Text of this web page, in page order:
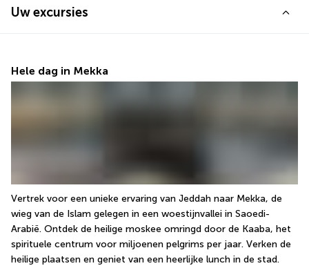
Uw excursies
Hele dag in Mekka
Vertrek voor een unieke ervaring van Jeddah naar Mekka, de
wieg van de Islam gelegen in een woestijnvallei in Saoedi-
Arabië. Ontdek de heilige moskee omringd door de Kaaba, het
spirituele centrum voor miljoenen pelgrims per jaar. Verken de
heilige plaatsen en geniet van een heerlijke lunch in de stad.